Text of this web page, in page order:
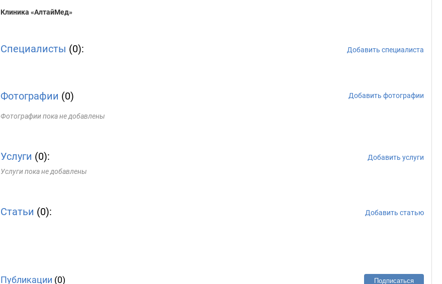
Клиника «АлтайМед»
Специалисты (0): Добавить специалиста
Фотографии (0) Добавить фотографии
Фотографии пока не добавлены
Услуги (0):
Добавить услуги
Услуги пока не добавлены
Статьи (0): Добавить статью
Публикации (0) Подписаться